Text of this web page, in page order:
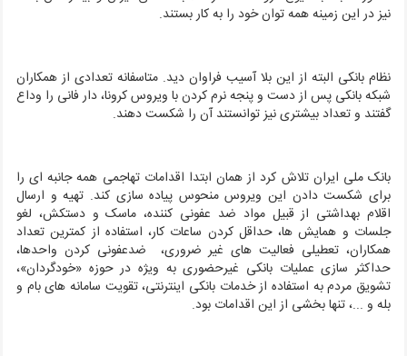
نیز در این زمینه همه توان خود را به کار بستند.
نظام بانکی البته از این بلا آسیب فراوان دید. متاسفانه تعدادی از همکاران
شبکه بانکی پس از دست و پنجه نرم کردن با ویروس کرونا، دار فانی را وداع
گفتند و تعداد بیشتری نیز توانستند آن را شکست دهند.
بانک ملی ایران تلاش کرد از همان ابتدا اقدامات تهاجمی همه جانبه ای را
برای شکست دادن این ویروس منحوس پیاده سازی کند. تهیه و ارسال
اقلام بهداشتی از قبیل مواد ضد عفونی کننده، ماسک و دستکش، لغو
جلسات و همایش ها، حداقل کردن ساعات کار، استفاده از کمترین تعداد
همکاران، تعطیلی فعالیت های غیر ضروری، ضدعفونی کردن واحدها،
حداکثر سازی عملیات بانکی غیرحضوری به ویژه در حوزه «خودگردان»،
تشویق مردم به استفاده از خدمات بانکی اینترنتی، تقویت سامانه های بام و
بله و ...، تنها بخشی از این اقدامات بود.